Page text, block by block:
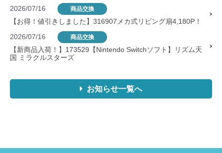
2026/07/16
商品交換
【お得！値引きしました】316907メカ式リビング扇4,180P！
2026/07/16
商品交換
【新商品入荷！】173529【Nintendo Switchソフト】リズム天
国 ミラクルスターズ
お知らせ一覧へ